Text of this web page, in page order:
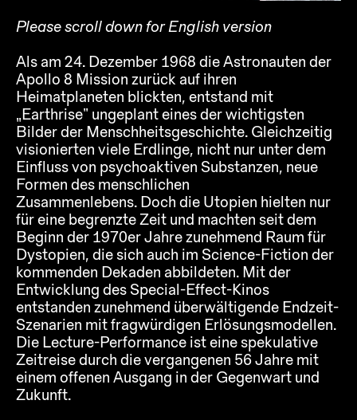
Please scroll down for English version
Als am 24. Dezember 1968 die Astronauten der
Apollo 8 Mission zurück auf ihren
Heimatplaneten blickten, entstand mit
„Earthrise“ ungeplant eines der wichtigsten
Bilder der Menschheitsgeschichte. Gleichzeitig
visionierten viele Erdlinge, nicht nur unter dem
Einfluss von psychoaktiven Substanzen, neue
Formen des menschlichen
Zusammenlebens. Doch die Utopien hielten nur
für eine begrenzte Zeit und machten seit dem
Beginn der 1970er Jahre zunehmend Raum für
Dystopien, die sich auch im Science-Fiction der
kommenden Dekaden abbildeten. Mit der
Entwicklung des Special-Effect-Kinos
entstanden zunehmend überwältigende Endzeit-
Szenarien mit fragwürdigen Erlösungsmodellen.
Die Lecture-Performance ist eine spekulative
Zeitreise durch die vergangenen 56 Jahre mit
einem offenen Ausgang in der Gegenwart und
Zukunft.